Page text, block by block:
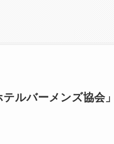
ルバーメンズ協会」